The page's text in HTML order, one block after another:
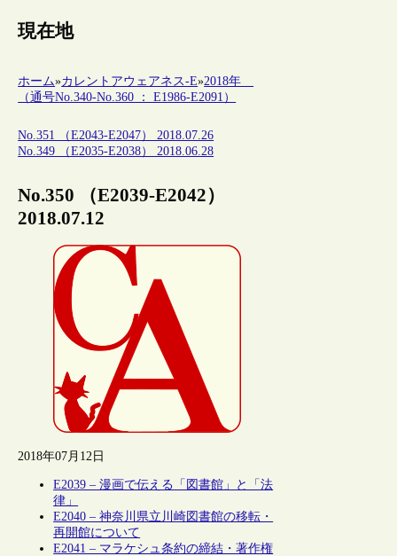
現在地
ホーム»カレントアウェアネス-E»2018年
（通号No.340-No.360 ： E1986-E2091）
No.351 （E2043-E2047） 2018.07.26
No.349 （E2035-E2038） 2018.06.28
No.350 （E2039-E2042）
2018.07.12
2018年07月12日
E2039 – 漫画で伝える「図書館」と「法
律」
E2040 – 神奈川県立川崎図書館の移転・
再開館について
E2041 – マラケシュ条約の締結・著作権